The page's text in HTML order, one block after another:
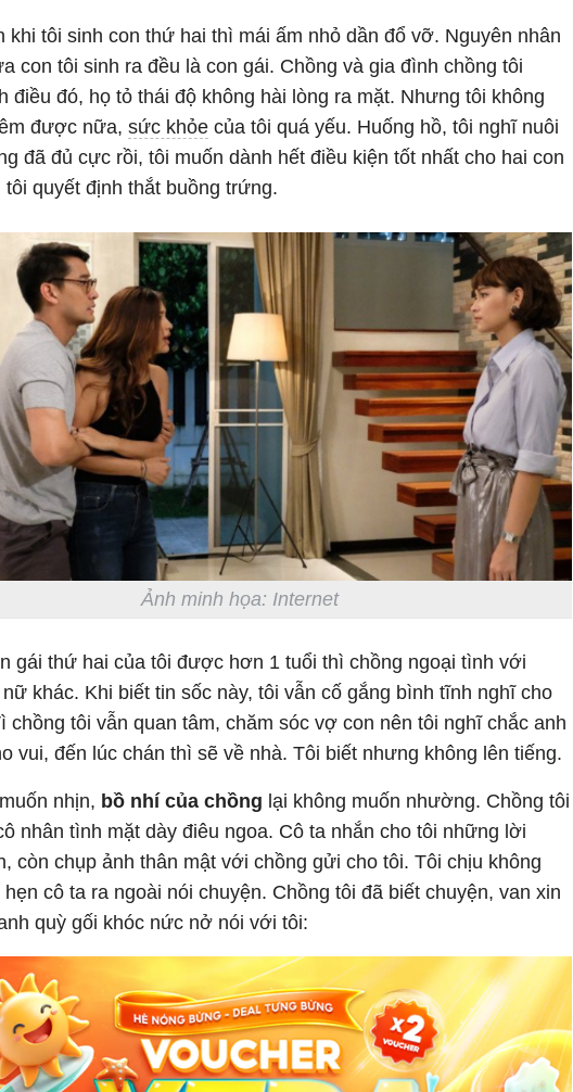
khi tôi sinh con thứ hai thì mái ấm nhỏ dần đổ vỡ. Nguyên nhân
con tôi sinh ra đều là con gái. Chồng và gia đình chồng tôi
điều đó, họ tỏ thái độ không hài lòng ra mặt. Nhưng tôi không
được nữa, sức khỏe của tôi quá yếu. Huống hồ, tôi nghĩ nuôi
đã đủ cực rồi, tôi muốn dành hết điều kiện tốt nhất cho hai con
tôi quyết định thắt buồng trứng.
Ảnh minh họa: Internet
gái thứ hai của tôi được hơn 1 tuổi thì chồng ngoại tình với
khác. Khi biết tin sốc này, tôi vẫn cố gắng bình tĩnh nghĩ cho
chồng tôi vẫn quan tâm, chăm sóc vợ con nên tôi nghĩ chắc anh
vui, đến lúc chán thì sẽ về nhà. Tôi biết nhưng không lên tiếng.
nhịn, bồ nhí của chồng lại không muốn nhường. Chồng tôi
nhân tình mặt dày điêu ngoa. Cô ta nhắn cho tôi những lời
còn chụp ảnh thân mật với chồng gửi cho tôi. Tôi chịu không
cô ta ra ngoài nói chuyện. Chồng tôi đã biết chuyện, van xin
quỳ gối khóc nức nở nói với tôi: